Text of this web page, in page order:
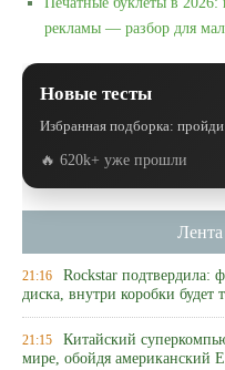
рекламы — разбор для
Новые тесты
Избранная подборка:
🔥 620k+ уже прошли
21:16 Rockstar подтвердила:
диска, внутри коробки будет
21:15 Китайский
мире, обойдя американский